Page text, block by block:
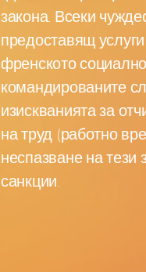
закона. Всеки
предоставящ
френското
командированите
изискванията за
на труд (работно
неспазване на
санкции.